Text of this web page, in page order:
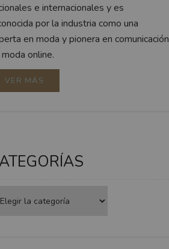
e internacionales y es
por la industria como una
en moda y pionera en comunicación
online.
VER MÁS